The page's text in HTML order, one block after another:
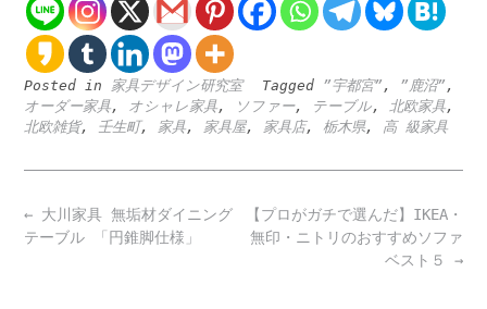
Posted in 家具デザイン研究室 Tagged ”宇都宮” , ”鹿沼” ,
オーダー家具, オシャレ家具, ソファー, テーブル, 北欧家具,
北欧雑貨, 壬生町, 家具, 家具屋, 家具店, 栃木県, 高 級家具
Post
navigation
【プロがガチで選んだ】IKEA・
無印・ニトリのおすすめソファ
ベスト５ →
← 大川家具 無垢材ダイニング
テーブル 「円錐脚仕様」